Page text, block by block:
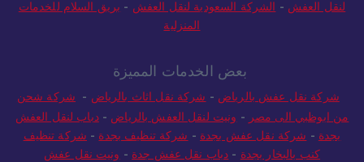
لنقل العفش -الشركة السعودية لنقل العفش -بريق السلام للخدمات
المنزلية
بعض الخدمات المميزة
شركة نقل عفش بالرياض -شركة نقل اثاث بالرياض - شركة شحن
من ابوظبي الى مصر-ونيت لنقل العفش بالرياض -دباب لنقل العفش
بجدة -شركة نقل عفش بجدة -شركة تنظيف بجدة- شركة تنظيف
كنب بالبخار بجدة-دباب نقل عفش جدة-ونيت نقل عفش